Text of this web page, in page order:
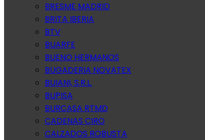
BRESME MADRID
BRITA IBERIA
BTV
BUARFE
BUENO HERMANOS
BUGADERIA NOVATEX
BUIANI, S.R.L.
BUPISA
BURCASA RTMD
CADENAS CIRO
CALZADOS ROBUSTA